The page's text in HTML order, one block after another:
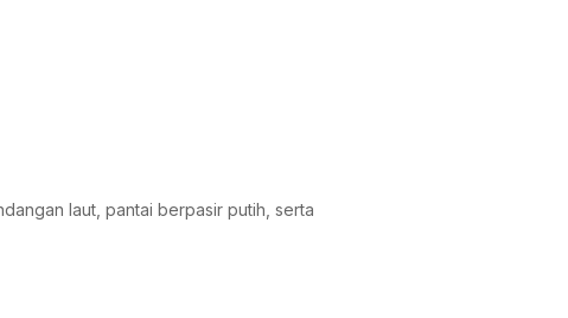
laut, pantai berpasir putih, serta